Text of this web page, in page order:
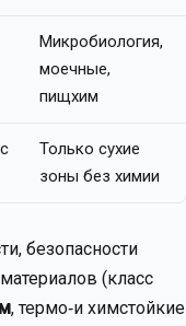
Микробиология,
моечные,
пищхим
с
Только сухие
зоны без химии
безопасности
(класс
, термо‑и химстойкие